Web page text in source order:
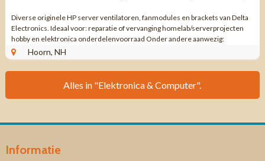
Diverse originele HP server ventilatoren, fanmodules en brackets van Delta
Electronics. Ideaal voor: reparatie of vervanging homelab/serverprojecten
hobby en elektronica onderdelenvoorraad Onder andere aanwezig:
Ventilatoren / ...
Hoorn, NH
Alles in "Elektronica & Computer".
Informatie